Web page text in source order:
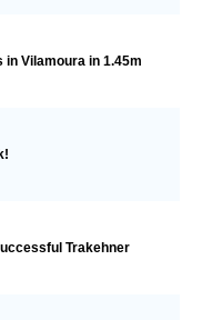
Vilamoura in 1.45m
Trakehner